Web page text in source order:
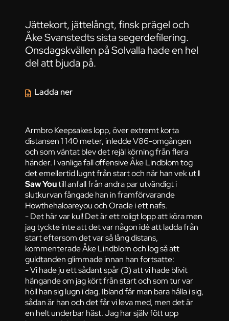
Jättekort, jättelångt, finsk prägel och
Åke Svanstedts sista segerdefilering.
Onsdagskvällen på Solvalla hade en hel
del att bjuda på.
Armbro Keepsakes lopp, över extremt korta
distansen 1 140 meter, inledde V86-omgången
och som väntat blev det rejäl körning från flera
händer. I vanliga fall offensive Åke Lindblom tog
det emellertid lugnt från start och när han vek utI
Saw Youtill anfall från andra par utvändigt i
slutkurvan fångade han in framförvarande
Howthehaloareyou och Oracle i ett nafs.
- Det här var kul! Det är ett roligt lopp att köra men
jag tyckte inte att det var någon idé att ladda från
start eftersom det var så lång distans,
kommenterade Åke Lindblom och log så att
guldtanden glimmade innan han fortsatte:
- Vi hade ju ett sådant spår (3) att vi hade blivit
hängande om jag kört från start och som tur var
höll han sig lugn i dag. Ibland får man bara hålla i sig,
sådan är han och det får vi leva med, men det är
en helt underbar häst. Jag har själv fött upp
Ladda ner